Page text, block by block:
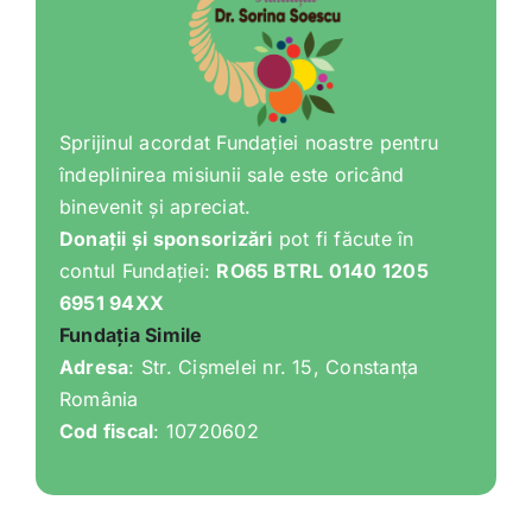
Shop
Tratamente naturale
Iubim fructele
Sprijinul acordat Fundației noastre pentru
îndeplinirea misiunii sale este oricând
binevenit și apreciat.
Donații și sponsorizări pot fi făcute în
contul Fundației: RO65 BTRL 0140 1205
6951 94XX
Fundația Simile
Adresa: Str. Cișmelei nr. 15, Constanța
România
Cod fiscal: 10720602